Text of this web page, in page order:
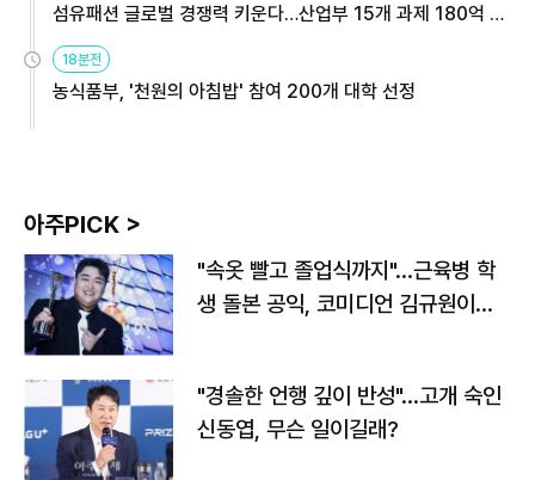
섬유패션 글로벌 경쟁력 키운다…산업부 15개 과제 180억 지
원
18분전
농식품부, '천원의 아침밥' 참여 200개 대학 선정
아주PICK >
"속옷 빨고 졸업식까지"…근육병 학
생 돌본 공익, 코미디언 김규원이었
"경솔한 언행 깊이 반성"…고개 숙인
신동엽, 무슨 일이길래?